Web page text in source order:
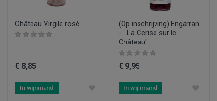
Château Virgile rosé
€ 8,85
In wijnmand
(Op inschrijving) Engarran
- ' La Cerise sur le
Château'
€ 9,95
In wijnmand